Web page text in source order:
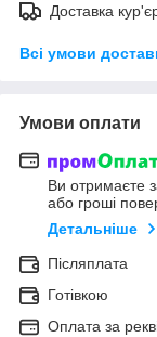
Доставка
Всі умови
Умови оплати
Ви отримаєте
або гроші
Детальніше
Післяплата
Готівкою
Оплата за